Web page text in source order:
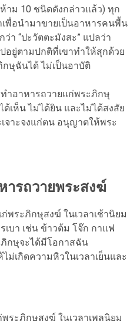
าม 10 ชนิดดังกล่าวแล้ว) ทุก
เพื่อนำมาขายเป็นอาหารคนพื้น
ว่า “ปะวัตตะมังสะ” แปลว่า
อยู่ตามปกติที่เขาทำให้สุกด้วย
ษุฉันได้ ไม่เป็นอาบัติ
ทำอาหารถวายแก่พระภิกษุ
เห็น ไม่ได้ยิน และไม่ได้สงสัย
เจาะจงแก่ตน อนุญาตให้พระ
รถวายพระสงฆ์
พระภิกษุสงฆ์ ในเวลาเช้านิยม
เบา เช่น ข้าวต้ม โจ๊ก กาแฟ
กษุจะได้มีโอกาสฉัน
ม่เกิดความหิวในเวลาเย็นและ
ระภิกษุสงฆ์ ในเวลาเพลนิยม